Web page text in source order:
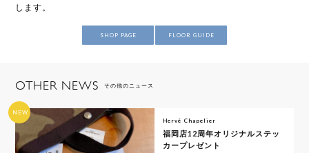
します。
SHOP PAGE FLOOR GUIDE
OTHER NEWS その他のニュース
NEW
Hervé Chapelier
福岡店12周年オリジナルステッ
カープレゼント